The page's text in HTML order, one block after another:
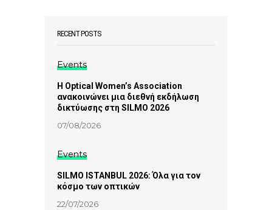
RECENT POSTS
Events
Η Optical Women’s Association
ανακοινώνει μια διεθνή εκδήλωση
δικτύωσης στη SILMO 2026
07/08/2026
Events
SILMO ISTANBUL 2026: Όλα για τον
κόσμο των οπτικών
22/07/2026